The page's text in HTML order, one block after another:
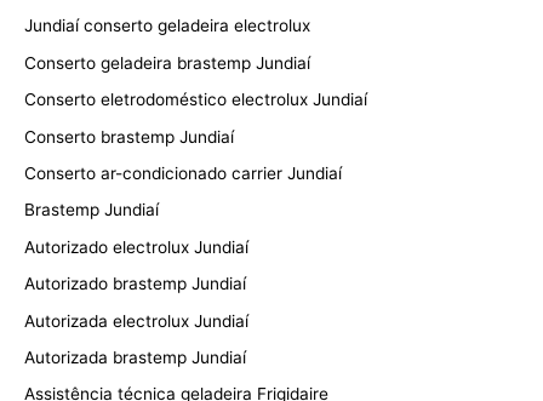
Jundiaí conserto geladeira electrolux
Conserto geladeira brastemp Jundiaí
Conserto eletrodoméstico electrolux Jundiaí
Conserto brastemp Jundiaí
Conserto ar-condicionado carrier Jundiaí
Brastemp Jundiaí
Autorizado electrolux Jundiaí
Autorizado brastemp Jundiaí
Autorizada electrolux Jundiaí
Autorizada brastemp Jundiaí
Assistência técnica geladeira Frigidaire